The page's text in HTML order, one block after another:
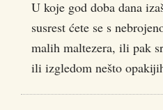
U koje god doba dana
susrest ćete se s
malih maltezera, ili pak
ili izgledom nešto